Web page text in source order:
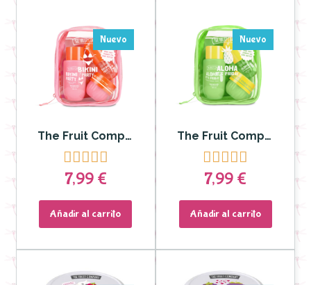
Nuevo
The Fruit Company - Set de viaje Bikini Party (Body Mist + Gel de ducha + Crema de cuerpo)
    
7,99 €
Añadir al carrito
Nuevo
The Fruit Company - Set de viaje Aloha it´s Friday (Body Mist + Gel de ducha + Crema de cuerpo)
    
7,99 €
Añadir al carrito